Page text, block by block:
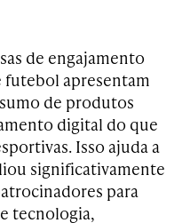
de engajamento
apresentam
de produtos
digital do que
Isso ajuda a
significativamente
para
tecnologia,